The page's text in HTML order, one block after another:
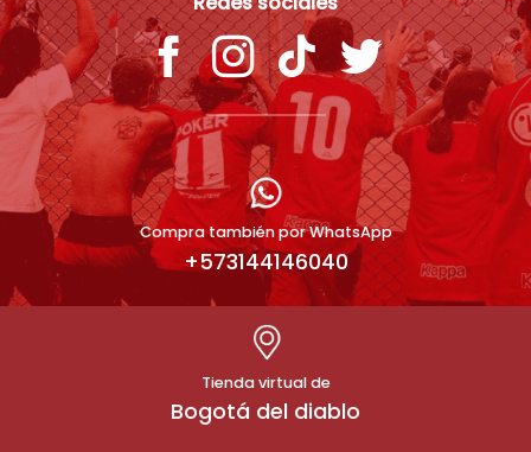
Compra también por WhatsApp
+573144146040
Tienda virtual de
Bogotá del diablo